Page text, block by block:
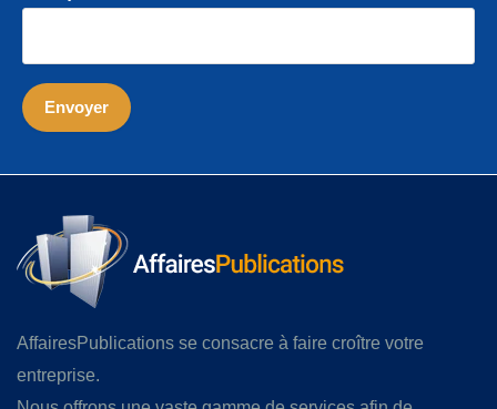
AffairesPublications se consacre à faire croître votre
entreprise.